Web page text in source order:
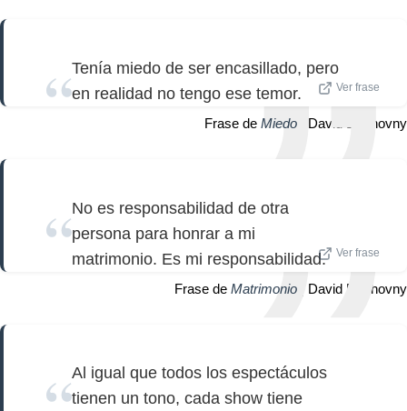
Tenía miedo de ser encasillado, pero
en realidad no tengo ese temor.
Ver frase
Frase de Miedo | David Duchovny
No es responsabilidad de otra
persona para honrar a mi
matrimonio. Es mi responsabilidad.
Ver frase
Frase de Matrimonio | David Duchovny
Al igual que todos los espectáculos
tienen un tono, cada show tiene